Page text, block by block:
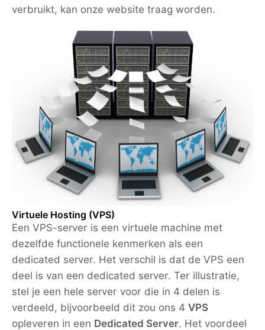
verbruikt, kan onze website traag worden.
Virtuele Hosting (VPS)
Een VPS-server is een virtuele machine met
dezelfde functionele kenmerken als een
dedicated server. Het verschil is dat de VPS een
deel is van een dedicated server. Ter illustratie,
stel je een hele server voor die in 4 delen is
verdeeld, bijvoorbeeld dit zou ons 4 VPS
opleveren in een Dedicated Server. Het voordeel